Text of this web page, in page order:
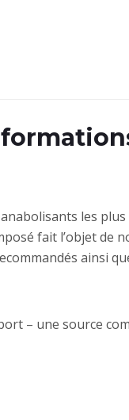
les
fait l’objet de
ainsi
– une source